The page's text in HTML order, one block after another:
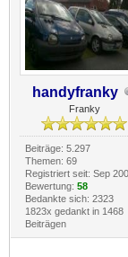
handyfranky
Franky
Beiträge: 5.297
Themen: 69
Registriert seit: Sep
Bewertung: 58
Bedankte sich: 2323
1823x gedankt in 1468
Beiträgen